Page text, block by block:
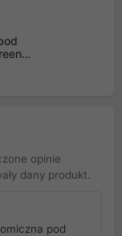
opinie
dany produkt.
pod